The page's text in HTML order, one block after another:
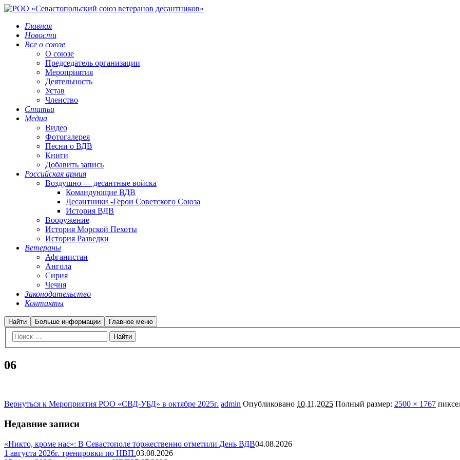
Главная
Новости
Все о союзе
О союзе
Председатель организации
Мероприятия
Деятельность
Устав
Членство
Статьи
Медиа
Видео
Фотогалерея
Песни о ВДВ
Книги
Добавить запись
Российская армия
Воздушно — десантные войска
Командующие ВДВ
Десантники -Герои Советского Союза
История ВДВ
Вооружение
История Морской Пехоты
История Разведки
Ветераны
Афганистан
Ангола
Сирия
Чечня
Законодательство
Контакты
Найти Больше информации Главное меню
06
Вернуться к Мероприятия РОО «СВД-УБД» в октябре 2025г. admin Опубликовано 10.11.2025 Полный размер: 2500 × 1767
Недавние записи
«Никто, кроме нас»: В Севастополе торжественно отметили День ВДВ04.08.2026
1 августа 2026г. тренировки по НВП.03.08.2026